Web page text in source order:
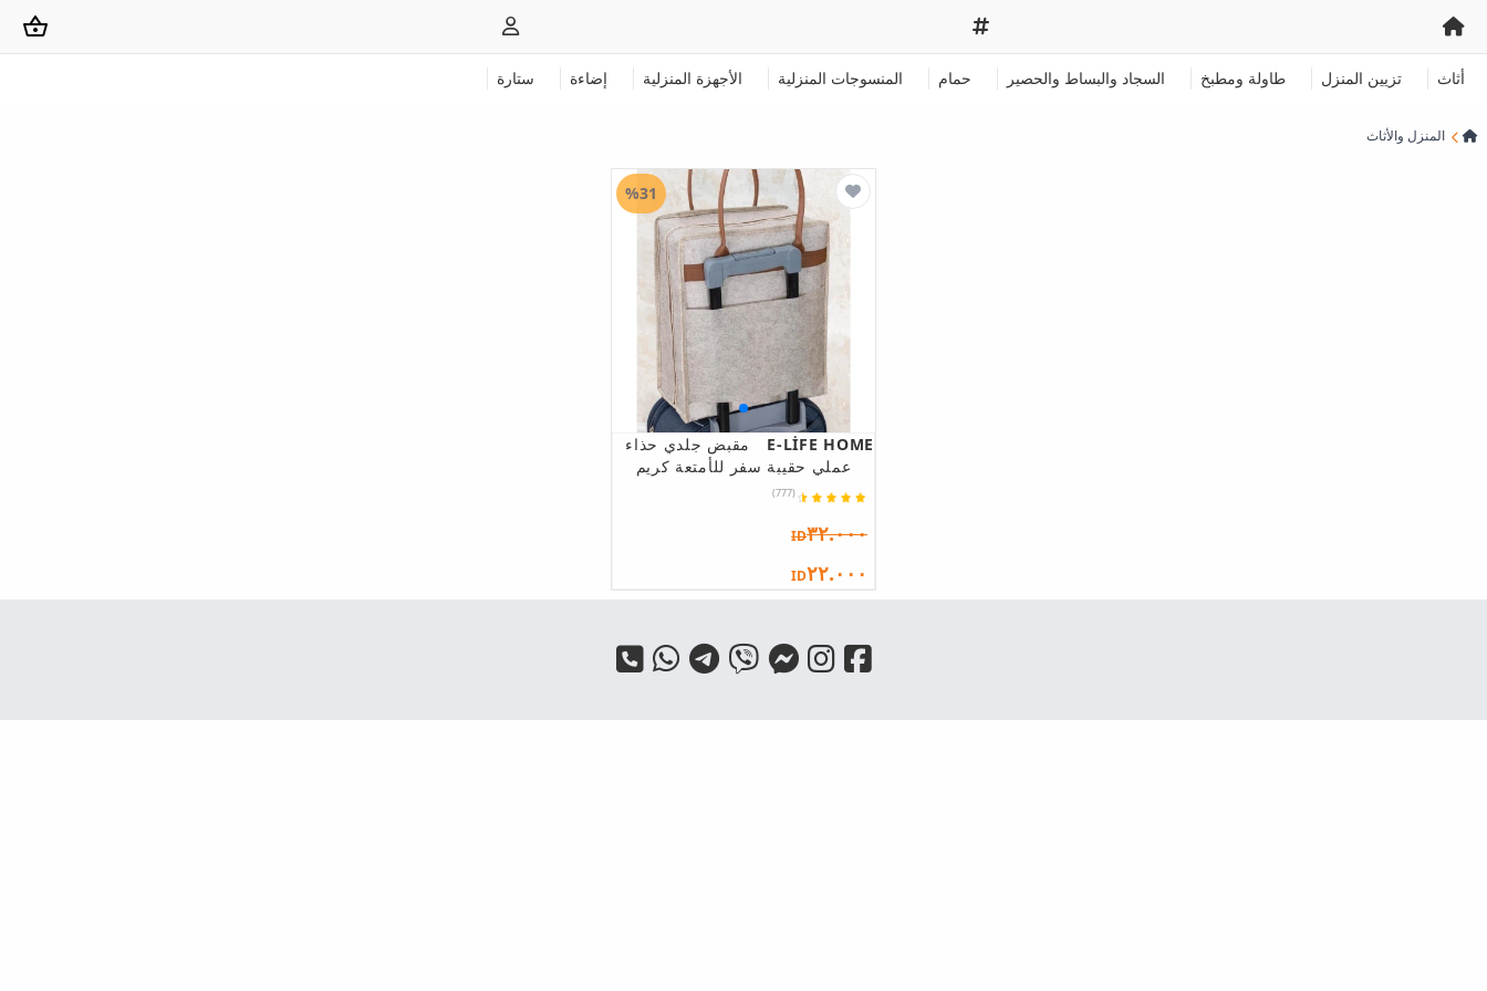
أثاث تزيين المنزل طاولة ومطبخ السجاد والبساط والحصير حمام المنسوجات المنزلية الأجهزة المنزلية إضاءة ستارة
المنزل والأثاث
E-LİFE HOME
مقبض جلدي حذاء
عملي حقيبة سفر للأمتعة كريم
(777)
ID٣٢.٠٠٠
ID٢٢.٠٠٠
%31